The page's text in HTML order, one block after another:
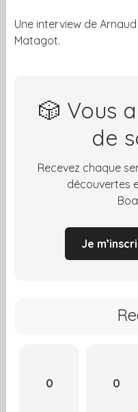
Une interview de
Matagot.
🎲 Vous
de
Recevez chaque
découvertes
Je
0 0